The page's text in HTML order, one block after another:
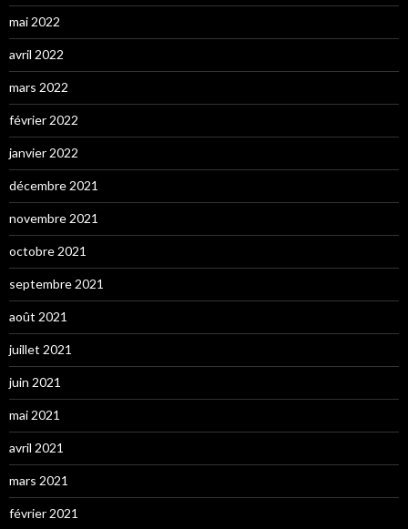
mai 2022
avril 2022
mars 2022
février 2022
janvier 2022
décembre 2021
novembre 2021
octobre 2021
septembre 2021
août 2021
juillet 2021
juin 2021
mai 2021
avril 2021
mars 2021
février 2021